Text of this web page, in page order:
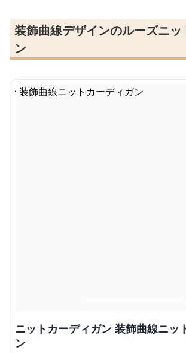
装飾曲線デザインのルーズニ
ン
ニットカーディガン 装飾曲線ニッ
ン